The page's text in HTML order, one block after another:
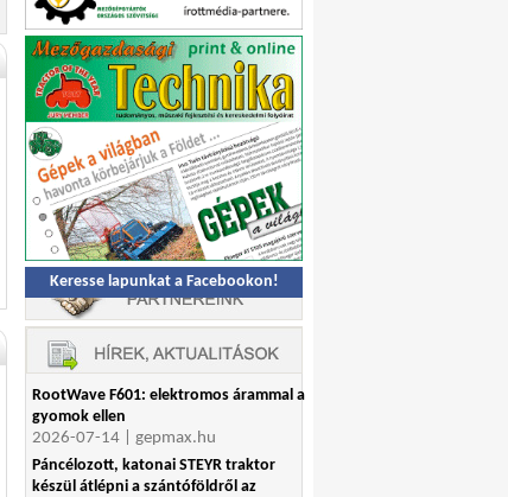
Keresse lapunkat a Facebookon!
RootWave F601: elektromos árammal a
gyomok ellen
2026-07-14 | gepmax.hu
Páncélozott, katonai STEYR traktor
készül átlépni a szántóföldről az